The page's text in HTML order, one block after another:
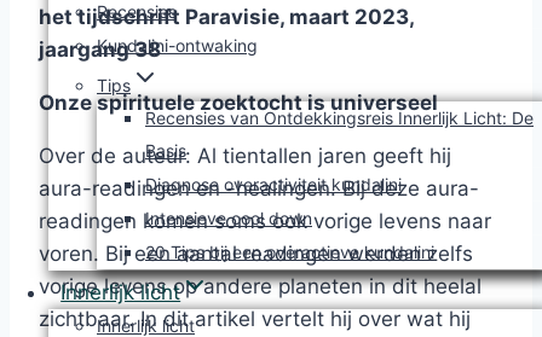
Recensies
Kundalini-ontwaking
Tips
Recensies van Ontdekkingsreis Innerlijk Licht: De
Basis
Diagnose overactiviteit kundalini
Intensieve cool down
20 Tips bij een overactieve kundalini
Innerlijk licht
Innerlijk licht
het tijdschrift Paravisie, maart 2023,
jaargang 38
Onze spirituele zoektocht is universeel
Over de auteur: Al tientallen jaren geeft hij
aura-readingen en -healingen. Bij deze aura-
readingen komen soms ook vorige levens naar
voren. Bij een aantal readingen werden zelfs
vorige levens op andere planeten in dit heelal
zichtbaar. In dit artikel vertelt hij over wat hij